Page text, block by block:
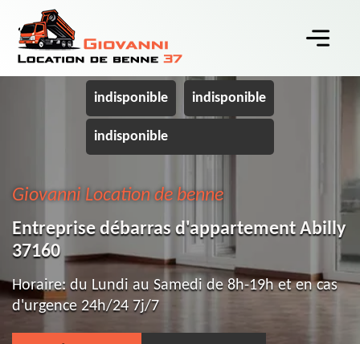
indisponible indisponible
indisponible
Giovanni Location de benne
Entreprise débarras d'appartement Abilly
37160
Horaire: du Lundi au Samedi de 8h-19h et en cas
d'urgence 24h/24 7j/7